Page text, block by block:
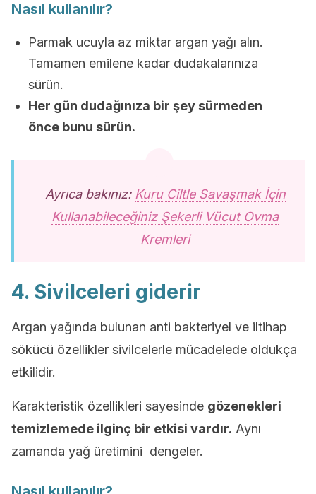
Nasıl kullanılır?
Parmak ucuyla az miktar argan yağı alın.
Tamamen emilene kadar dudakalarınıza
sürün.
Her gün dudağınıza bir şey sürmeden
önce bunu sürün.
Ayrıca bakınız: Kuru Ciltle Savaşmak İçin
Kullanabileceğiniz Şekerli Vücut Ovma
Kremleri
4. Sivilceleri giderir
Argan yağında bulunan anti bakteriyel ve iltihap
sökücü özellikler sivilcelerle mücadelede oldukça
etkilidir.
Karakteristik özellikleri sayesinde gözenekleri
temizlemede ilginç bir etkisi vardır. Aynı
zamanda yağ üretimini dengeler.